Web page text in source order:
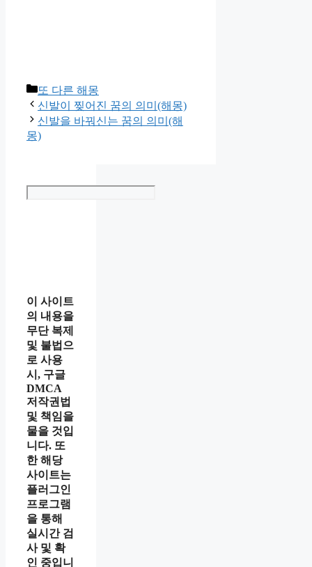
Categories
또 다른 해몽
신발이 찢어진 꿈의 의미(해몽)
신발을 바꿔신는 꿈의 의미(해
몽)
Search
이 사이트
의 내용을
무단 복제
및 불법으
로 사용
시, 구글
DMCA
저작권법
및 책임을
물을 것입
니다. 또
한 해당
사이트는
플러그인
프로그램
을 통해
실시간 검
사 및 확
인 중입니